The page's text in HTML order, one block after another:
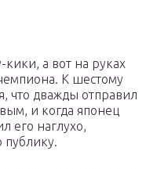
а вот на руках
К шестому
что дважды отправил
и когда японец
его наглухо,